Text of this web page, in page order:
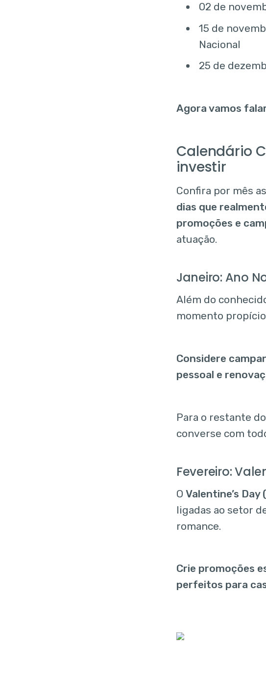
02 de
15 de
Nacional
25 de
Agora vamos
Calendário
investir
Confira por mês
dias que
promoções e
atuação.
Janeiro: Ano
Além do
momento
Considere
pessoal e
Para o restante
converse com
Fevereiro:
O Valentine’s Day
ligadas ao setor
romance.
Crie promoções
perfeitos para